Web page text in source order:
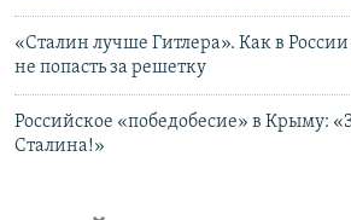
«Сталин лучше Гитлера». Как в
не попасть за решетку
Российское «победобесие» в Крыму:
Сталина!»